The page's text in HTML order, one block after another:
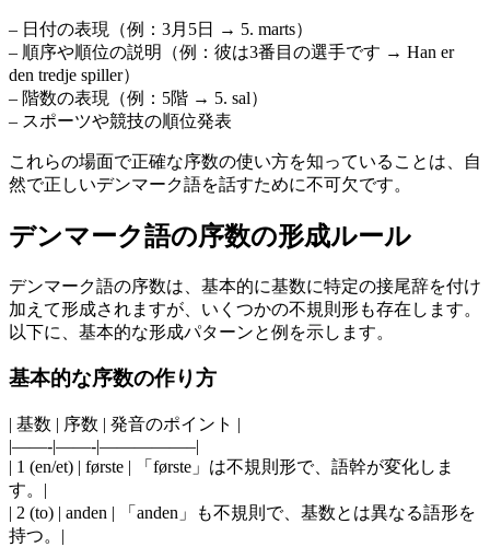
– 日付の表現（例：3月5日 → 5. marts）
– 順序や順位の説明（例：彼は3番目の選手です → Han er
den tredje spiller）
– 階数の表現（例：5階 → 5. sal）
– スポーツや競技の順位発表
これらの場面で正確な序数の使い方を知っていることは、自
然で正しいデンマーク語を話すために不可欠です。
デンマーク語の序数の形成ルール
デンマーク語の序数は、基本的に基数に特定の接尾辞を付け
加えて形成されますが、いくつかの不規則形も存在します。
以下に、基本的な形成パターンと例を示します。
基本的な序数の作り方
| 基数 | 序数 | 発音のポイント |
|——-|——-|—————–|
| 1 (en/et) | første | 「første」は不規則形で、語幹が変化しま
す。|
| 2 (to) | anden | 「anden」も不規則で、基数とは異なる語形を
持つ。|